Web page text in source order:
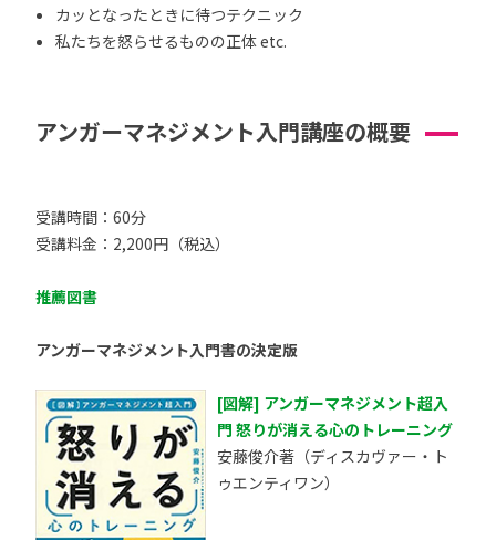
カッとなったときに待つテクニック
私たちを怒らせるものの正体 etc.
アンガーマネジメント入門講座の概要
受講時間：60分
受講料金：2,200円（税込）
推薦図書
アンガーマネジメント入門書の決定版
[図解] アンガーマネジメント超入
門 怒りが消える心のトレーニング
安藤俊介著（ディスカヴァー・ト
ゥエンティワン）